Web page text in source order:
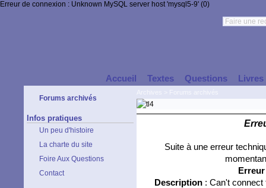
Erreur de connexion : Unknown MySQL server host 'mysql5-9' (0)
Accueil Textes Questions Livres
Forums archivés
Infos pratiques
Un peu d'histoire
La charte du site
Foire Aux Questions
Contact
Suite à une erreur
Description: Can't connect